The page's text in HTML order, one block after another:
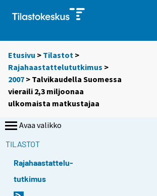
Etusivu > Tilastot >
Rajahaastattelututkimus >
2007 > Talvikaudella Suomessa
vieraili 2,3 miljoonaa
ulkomaista matkustajaa
Avaa valikko
TILASTOT
Rajahaastattelu-
tutkimus